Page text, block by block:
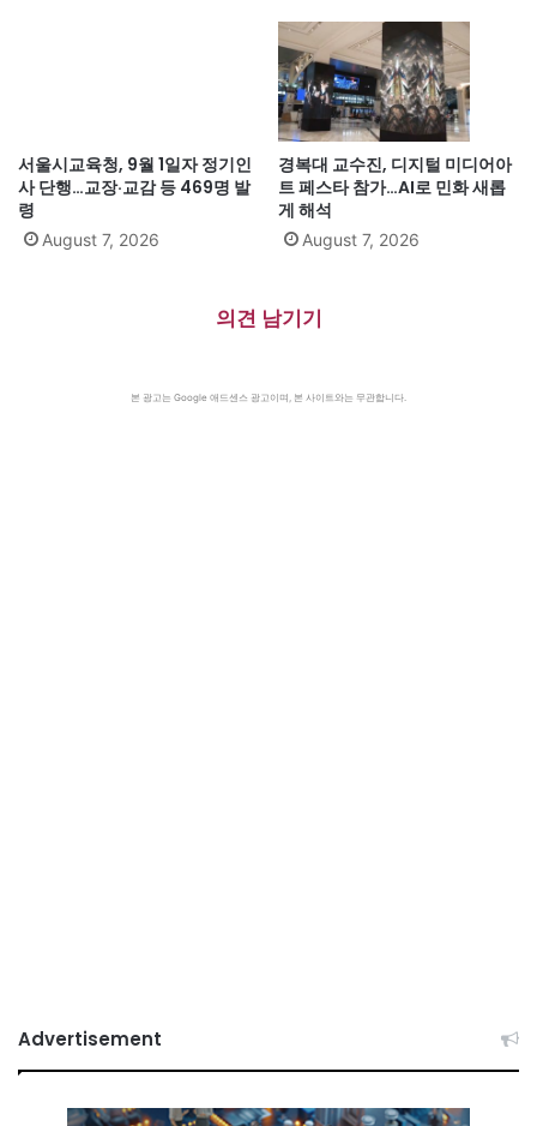
서울시교육청, 9월 1일자 정기인
사 단행…교장·교감 등 469명 발
령
August 7, 2026
경복대 교수진, 디지털 미디어아
트 페스타 참가…AI로 민화 새롭
게 해석
August 7, 2026
의견 남기기
본 광고는 Google 애드센스 광고이며, 본 사이트와는 무관합니다.
Advertisement